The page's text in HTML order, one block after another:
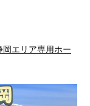
エリア専用ホー